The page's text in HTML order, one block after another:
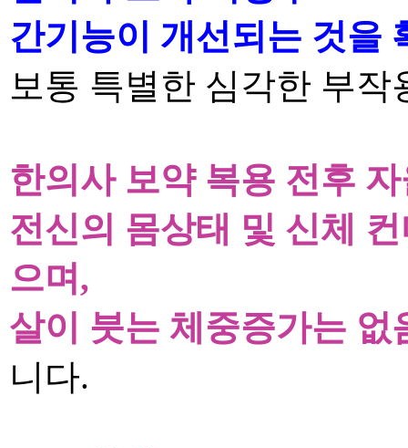
간기능이 개선되는 것을
보통 특별한 심각한 부작
한의사 보약 복용 전후
전신의 몸상태 및 신체
으며,
살이 붓는 체중증가는
니다.